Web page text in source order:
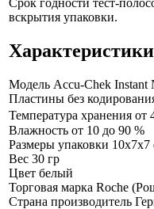
вскрытия упаковки.
Характеристики
Модель Accu-Chek
Пластины без
Температура хранения от
Влажность от 10 до 90 %
Размеры упаковки 10х7х7
Вес 30 гр
Цвет белый
Торговая марка Roche
Страна производитель